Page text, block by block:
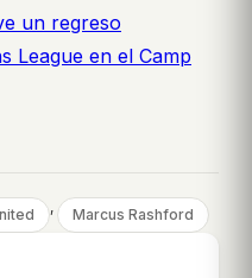
un regreso
League en el Camp
, Marcus Rashford